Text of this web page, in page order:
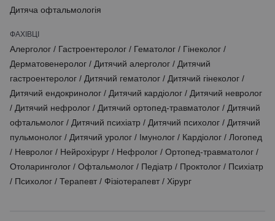
Дитяча офтальмологія
ФАХІВЦІ
Алерголог / Гастроентеролог / Гематолог / Гінеколог /
Дерматовенеролог / Дитячий алерголог / Дитячий
гастроентеролог / Дитячий гематолог / Дитячий гінеколог /
Дитячий ендокринолог / Дитячий кардіолог / Дитячий невролог
/ Дитячий нефролог / Дитячий ортопед-травматолог / Дитячий
офтальмолог / Дитячий психіатр / Дитячий психолог / Дитячий
пульмонолог / Дитячий уролог / Імунолог / Кардіолог / Логопед
/ Невролог / Нейрохірург / Нефролог / Ортопед-травматолог /
Отоларинголог / Офтальмолог / Педіатр / Проктолог / Психіатр
/ Психолог / Терапевт / Фізіотерапевт / Хірург